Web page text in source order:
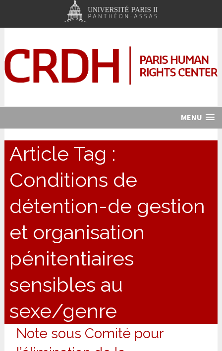
MENU
Article Tag :
Conditions de
détention-de gestion
et organisation
pénitentiaires
sensibles au
sexe/genre
Note sous Comité pour